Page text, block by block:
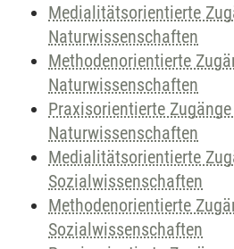
Medialitätsorientierte
Naturwissenschaften
Methodenorientierte
Naturwissenschaften
Praxisorientierte
Naturwissenschaften
Medialitätsorientierte
Sozialwissenschaften
Methodenorientierte
Sozialwissenschaften